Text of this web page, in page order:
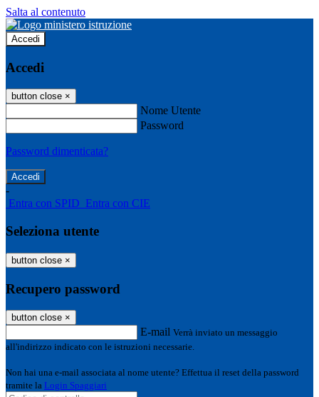
Salta al contenuto
Accedi
Accedi
button close ×
Nome Utente
Password
Password dimenticata?
-
Entra con SPID Entra con CIE
Seleziona utente
button close ×
Recupero password
button close ×
E-mail Verrà inviato un messaggio
all'indirizzo indicato con le istruzioni necessarie.
Non hai una e-mail associata al nome utente? Effettua il reset della password
tramite la Login Spaggiari